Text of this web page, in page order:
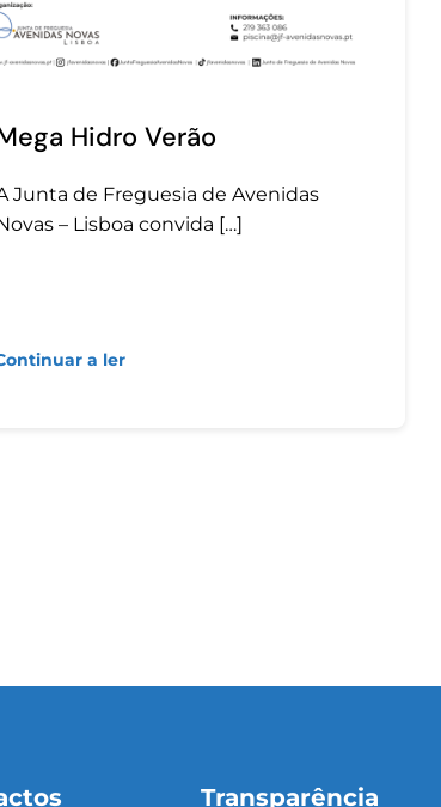
Hidro Verão
Junta de Freguesia de Avenidas
– Lisboa convida […]
a ler
Transparência